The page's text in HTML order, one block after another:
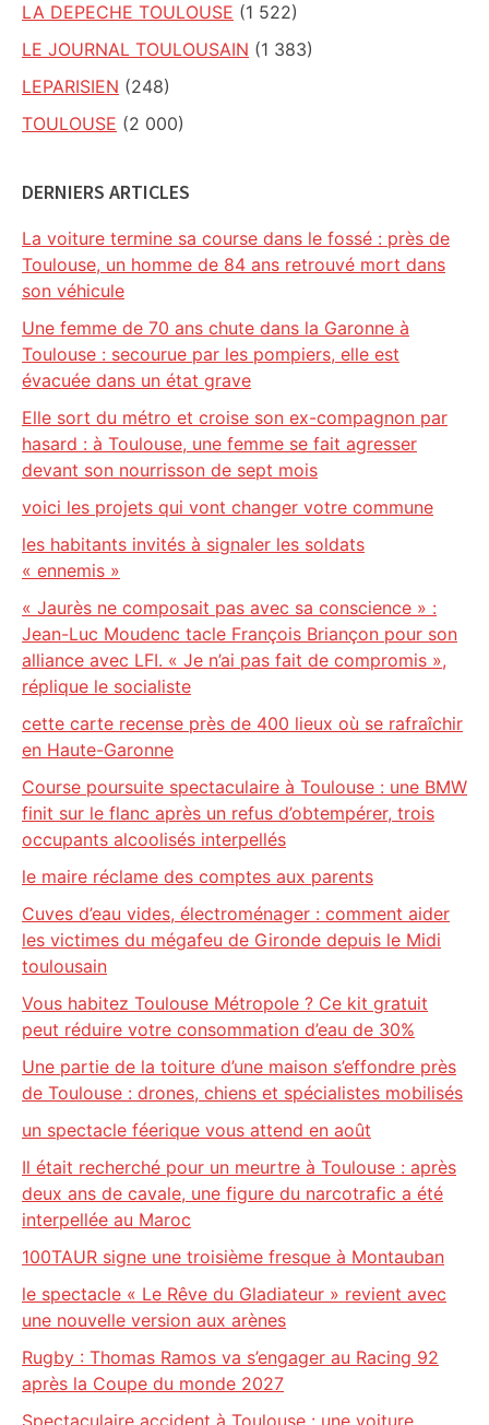
LA DEPECHE TOULOUSE (1 522)
LE JOURNAL TOULOUSAIN (1 383)
LEPARISIEN (248)
TOULOUSE (2 000)
DERNIERS ARTICLES
La voiture termine sa course dans le fossé : près de
Toulouse, un homme de 84 ans retrouvé mort dans
son véhicule
Une femme de 70 ans chute dans la Garonne à
Toulouse : secourue par les pompiers, elle est
évacuée dans un état grave
Elle sort du métro et croise son ex-compagnon par
hasard : à Toulouse, une femme se fait agresser
devant son nourrisson de sept mois
voici les projets qui vont changer votre commune
les habitants invités à signaler les soldats
« ennemis »
« Jaurès ne composait pas avec sa conscience » :
Jean-Luc Moudenc tacle François Briançon pour son
alliance avec LFI. « Je n’ai pas fait de compromis »,
réplique le socialiste
cette carte recense près de 400 lieux où se rafraîchir
en Haute-Garonne
Course poursuite spectaculaire à Toulouse : une BMW
finit sur le flanc après un refus d’obtempérer, trois
occupants alcoolisés interpellés
le maire réclame des comptes aux parents
Cuves d’eau vides, électroménager : comment aider
les victimes du mégafeu de Gironde depuis le Midi
toulousain
Vous habitez Toulouse Métropole ? Ce kit gratuit
peut réduire votre consommation d’eau de 30%
Une partie de la toiture d’une maison s’effondre près
de Toulouse : drones, chiens et spécialistes mobilisés
un spectacle féerique vous attend en août
Il était recherché pour un meurtre à Toulouse : après
deux ans de cavale, une figure du narcotrafic a été
interpellée au Maroc
100TAUR signe une troisième fresque à Montauban
le spectacle « Le Rêve du Gladiateur » revient avec
une nouvelle version aux arènes
Rugby : Thomas Ramos va s’engager au Racing 92
après la Coupe du monde 2027
Spectaculaire accident à Toulouse : une voiture